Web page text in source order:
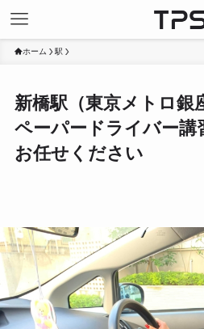
ホーム 駅
新橋駅（東京メトロ銀
ペーパードライバー講
お任せください